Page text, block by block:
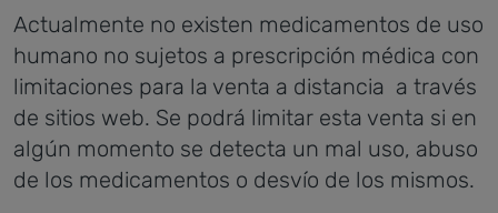
Actualmente no existen medicamentos de uso
humano no sujetos a prescripción médica con
limitaciones para la venta a distancia a través
de sitios web. Se podrá limitar esta venta si en
algún momento se detecta un mal uso, abuso
de los medicamentos o desvío de los mismos.